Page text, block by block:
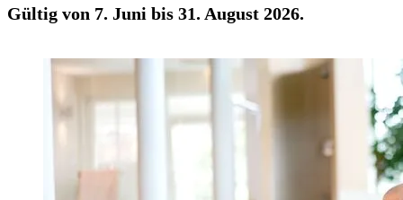
Gültig von 7. Juni bis 31. August 2026.